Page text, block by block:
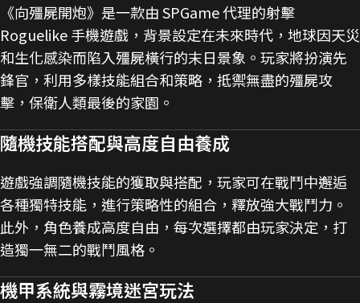
《向殭屍開炮》是一款由 SPGame 代理的射擊
Roguelike 手機遊戲，背景設定在未來時代，地球因天災
和生化感染而陷入殭屍橫行的末日景象。玩家將扮演先
鋒官，利用多樣技能組合和策略，抵禦無盡的殭屍攻
擊，保衛人類最後的家園。
隨機技能搭配與高度自由養成
遊戲強調隨機技能的獲取與搭配，玩家可在戰鬥中邂逅
各種獨特技能，進行策略性的組合，釋放強大戰鬥力。
此外，角色養成高度自由，每次選擇都由玩家決定，打
造獨一無二的戰鬥風格。
機甲系統與霧境迷宮玩法